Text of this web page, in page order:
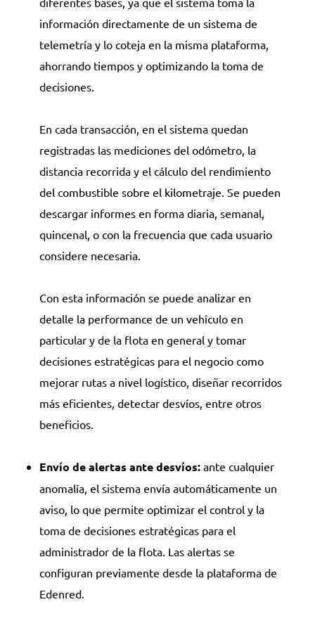
información directamente de un sistema de
telemetría y lo coteja en la misma plataforma,
ahorrando tiempos y optimizando la toma de
decisiones.
En cada transacción, en el sistema quedan
registradas las mediciones del odómetro, la
distancia recorrida y el cálculo del rendimiento
del combustible sobre el kilometraje. Se pueden
descargar informes en forma diaria, semanal,
quincenal, o con la frecuencia que cada usuario
considere necesaria.
Con esta información se puede analizar en
detalle la performance de un vehículo en
particular y de la flota en general y tomar
decisiones estratégicas para el negocio como
mejorar rutas a nivel logístico, diseñar recorridos
más eficientes, detectar desvíos, entre otros
beneficios.
Envío de alertas ante desvíos: ante cualquier
anomalía, el sistema envía automáticamente un
aviso, lo que permite optimizar el control y la
toma de decisiones estratégicas para el
administrador de la flota. Las alertas se
configuran previamente desde la plataforma de
Edenred.